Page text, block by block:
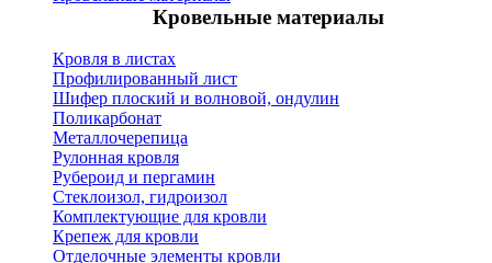
Кровельные материалы
Кровля в листах
Профилированный лист
Шифер плоский и волновой, ондулин
Поликарбонат
Металлочерепица
Рулонная кровля
Рубероид и пергамин
Стеклоизол, гидроизол
Комплектующие для кровли
Крепеж для кровли
Отделочные элементы кровли